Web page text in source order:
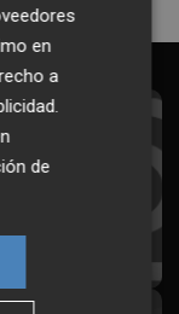
tu email
en
a
.
de